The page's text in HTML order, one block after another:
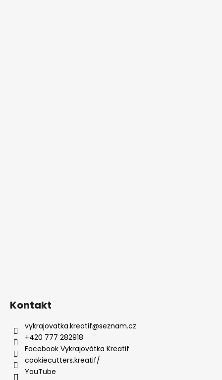
Kontakt
vykrajovatka.kreatif@seznam.cz
+420 777 282918
Facebook Vykrajovátka Kreatif
cookiecutters.kreatif/
YouTube